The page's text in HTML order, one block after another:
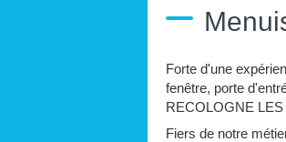
Forte d'une
fenêtre, porte
RECOLOGNE
Fiers de notre